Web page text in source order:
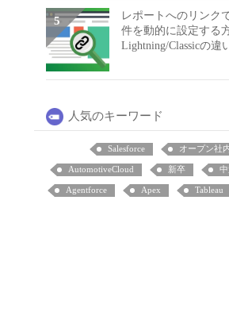
レポートへのリンク
件を動的に設定する
Lightning/Classicの違
人気のキーワード
Salesforce オープン社
AutomotiveCloud 新卒
Agentforce Apex Tableau